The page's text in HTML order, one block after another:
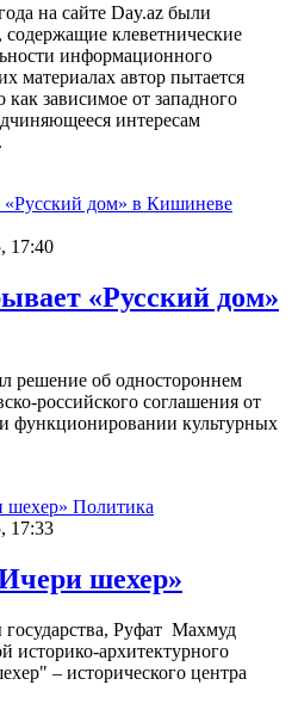
на сайте Day.az были
содержащие клеветнические
информационного
материалах автор пытается
как зависимое от западного
интересам
17:40
«Русский дом»
об одностороннем
российского соглашения от
функционировании культурных
Политика
17:33
шехер»
Руфат Махмуд
историко-архитектурного
– исторического центра